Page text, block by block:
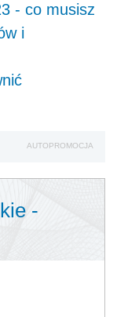
- co musisz
i
AUTOPROMOCJA
-